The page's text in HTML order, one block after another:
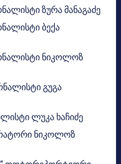
ზურა მანაგაძე
ბექა
​​ნიკოლოზ
გუგა
ლუკა ხაჩიძე
ნიკოლოზ